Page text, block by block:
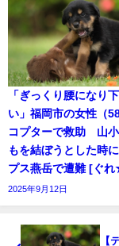
「ぎっくり腰になり
い」福岡市の女性（
コプターで救助 山
もを結ぼうとした時
プス燕岳で遭難 [ぐ
2025年9月12日
【